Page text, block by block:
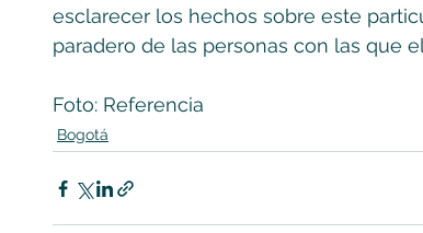
esclarecer los hechos sobre este
paradero de las personas con las que
Foto: Referencia
Bogotá